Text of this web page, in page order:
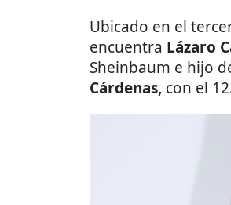
Ubicado en el
encuentra Lázaro
Sheinbaum e hijo
Cárdenas, con el